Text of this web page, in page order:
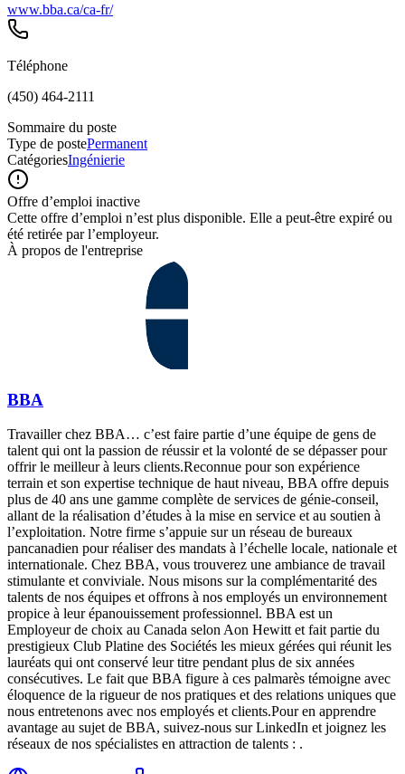
www.bba.ca/ca-fr/
Téléphone
(450) 464-2111
Sommaire du poste
Type de postePermanent
CatégoriesIngénierie
Offre d’emploi inactive
Cette offre d’emploi n’est plus disponible. Elle a peut-être expiré ou
été retirée par l’employeur.
À propos de l'entreprise
BBA
Travailler chez BBA… c’est faire partie d’une équipe de gens de
talent qui ont la passion de réussir et la volonté de se dépasser pour
offrir le meilleur à leurs clients.Reconnue pour son expérience
terrain et son expertise technique de haut niveau, BBA offre depuis
plus de 40 ans une gamme complète de services de génie-conseil,
allant de la réalisation d’études à la mise en service et au soutien à
l’exploitation. Notre firme s’appuie sur un réseau de bureaux
pancanadien pour réaliser des mandats à l’échelle locale, nationale et
internationale. Chez BBA, vous trouverez une ambiance de travail
stimulante et conviviale. Nous misons sur la complémentarité des
talents de nos équipes et offrons à nos employés un environnement
propice à leur épanouissement professionnel. BBA est un
Employeur de choix au Canada selon Aon Hewitt et fait partie du
prestigieux Club Platine des Sociétés les mieux gérées qui réunit les
lauréats qui ont conservé leur titre pendant plus de six années
consécutives. Le fait que BBA figure à ces palmarès témoigne avec
éloquence de la rigueur de nos pratiques et des relations uniques que
nous entretenons avec nos employés et clients.Pour en apprendre
avantage au sujet de BBA, suivez-nous sur LinkedIn et joignez les
réseaux de nos spécialistes en attraction de talents : .